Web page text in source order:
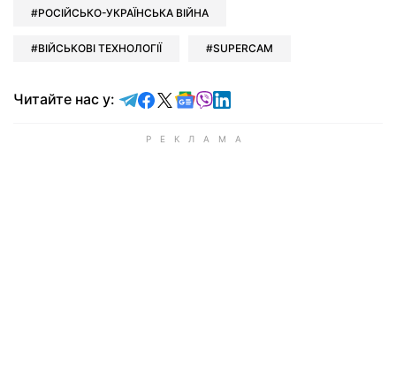
РОСІЙСЬКО-УКРАЇНСЬКА ВІЙНА
ВІЙСЬКОВІ ТЕХНОЛОГІЇ SUPERCAM
Читайте нас у: Читайте у Telegram
Читайте у Facebook
Читайте у X
Читайте у Google news
Читайте у Viber
Читайте у LinkedIn